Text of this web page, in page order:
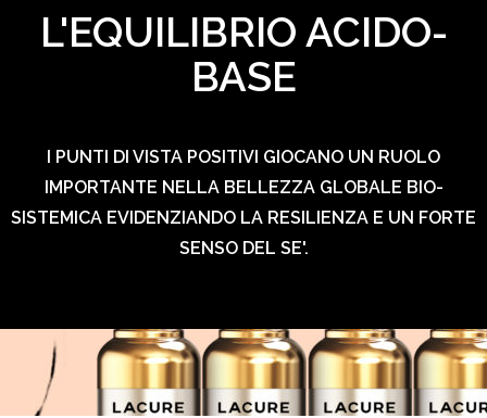
L'EQUILIBRIO ACIDO-
BASE
I PUNTI DI VISTA POSITIVI GIOCANO UN RUOLO
IMPORTANTE NELLA BELLEZZA GLOBALE BIO-
SISTEMICA EVIDENZIANDO LA RESILIENZA E UN FORTE
SENSO DEL SE'.